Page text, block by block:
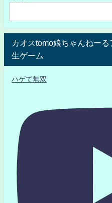
カオスtomo娘ちゃんねー
生ゲーム
ハゲて無双